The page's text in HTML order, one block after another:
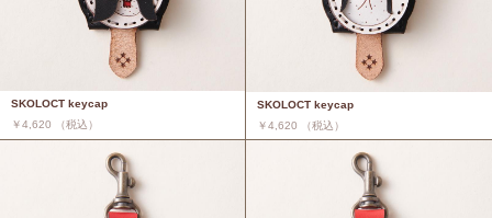
SKOLOCT keycap
￥4,620 （税込）
SKOLOCT keycap
￥4,620 （税込）